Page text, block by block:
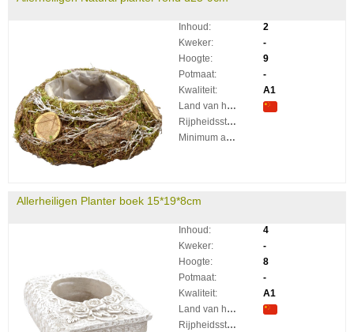
Inhoud:
2
Kweker:
-
Hoogte:
9
Potmaat:
-
Kwaliteit:
A1
Land van herkomst:
Rijpheidsstadium:
Minimum aantal takken per plant:
Allerheiligen Planter boek 15*19*8cm
Inhoud:
4
Kweker:
-
Hoogte:
8
Potmaat:
-
Kwaliteit:
A1
Land van herkomst:
Rijpheidsstadium: